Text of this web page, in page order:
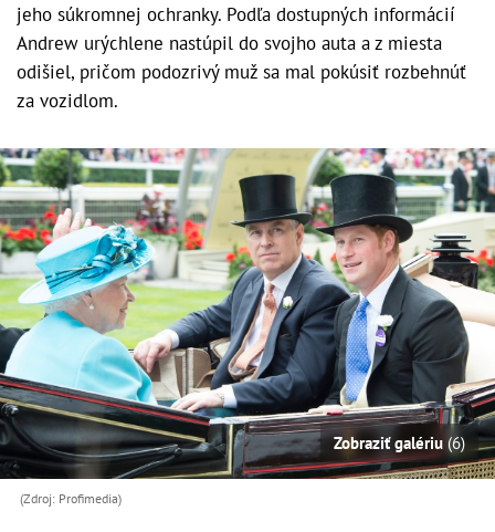
jeho súkromnej ochranky. Podľa dostupných informácií
Andrew urýchlene nastúpil do svojho auta a z miesta
odišiel, pričom podozrivý muž sa mal pokúsiť rozbehnúť
za vozidlom.
Zobraziť galériu (6)
(Zdroj: Profimedia)